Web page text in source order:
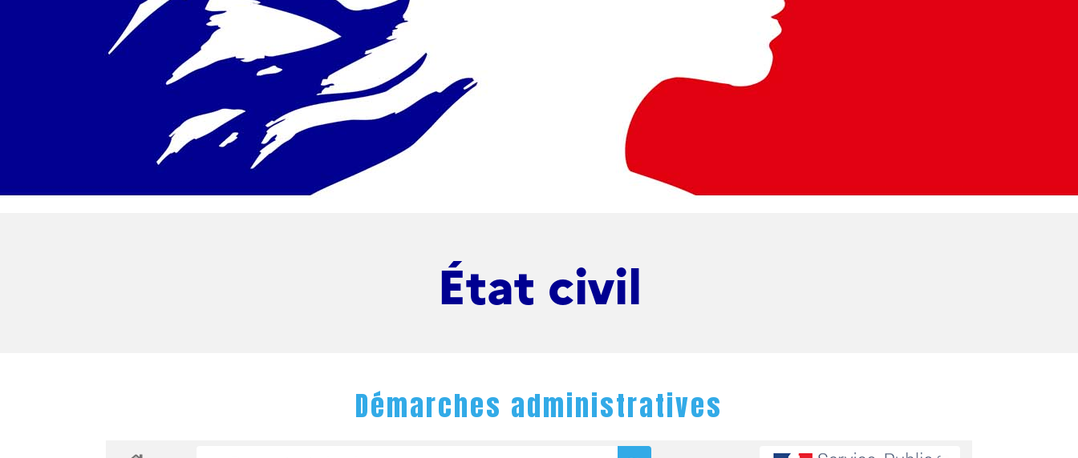
État civil
Démarches administratives